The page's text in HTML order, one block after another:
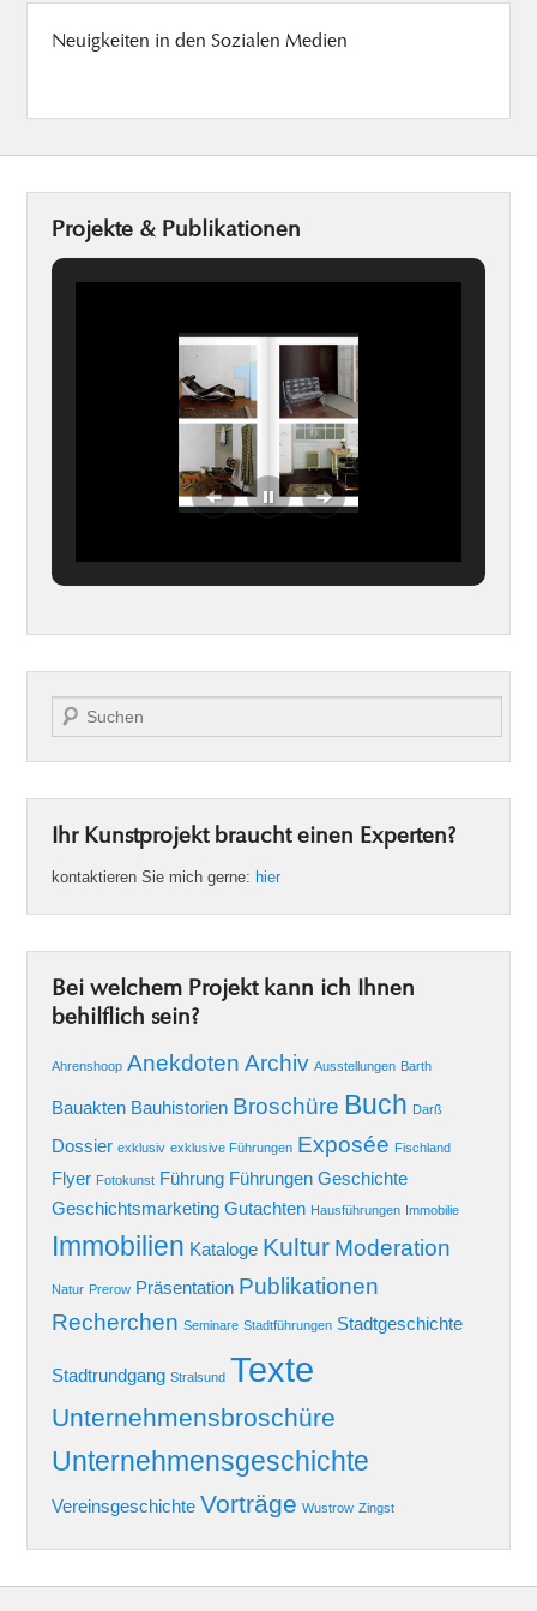
Neuigkeiten in den Sozialen Medien
Projekte & Publikationen
Suche
Ihr Kunstprojekt braucht einen Experten?
kontaktieren Sie mich gerne: hier
Bei welchem Projekt kann ich Ihnen
behilflich sein?
Ahrenshoop Anekdoten Archiv Ausstellungen Barth
Bauakten Bauhistorien Broschüre Buch Darß
Dossier exklusiv exklusive Führungen Exposée Fischland
Flyer Fotokunst Führung Führungen Geschichte
Geschichtsmarketing Gutachten Hausführungen Immobilie
Immobilien Kataloge Kultur Moderation
Natur Prerow Präsentation Publikationen
Recherchen Seminare Stadtführungen Stadtgeschichte
Stadtrundgang Stralsund Texte
Unternehmensbroschüre
Unternehmensgeschichte
Vereinsgeschichte Vorträge Wustrow Zingst